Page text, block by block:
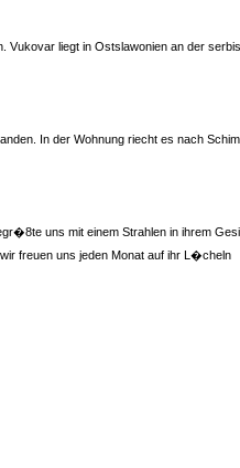
Vukovar liegt in Ostslawonien an der
In der Wohnung riecht es nach
uns mit einem Strahlen in ihrem
freuen uns jeden Monat auf ihr L�cheln